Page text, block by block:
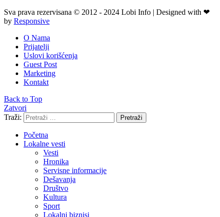
Sva prava rezervisana © 2012 - 2024 Lobi Info | Designed with ❤
by Responsive
O Nama
Prijatelji
Uslovi korišćenja
Guest Post
Marketing
Kontakt
Back to Top
Zatvori
Traži:
Pretraži
Početna
Lokalne vesti
Vesti
Hronika
Servisne informacije
Dešavanja
Društvo
Kultura
Sport
Lokalni biznisi